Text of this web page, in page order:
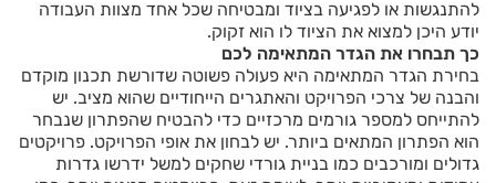
להתנגשות או לפגיעה בציוד ומבטיחה שכל אחד מצוות העבודה
יודע היכן למצוא את הציוד לו הוא זקוק.
כך תבחרו את הגדר המתאימה לכם
בחירת הגדר המתאימה היא פעולה פשוטה שדורשת תכנון מוקדם
והבנה של צרכי הפרויקט והאתגרים הייחודיים שהוא מציב. יש
להתייחס למספר גורמים מרכזיים כדי להבטיח שהפתרון שנבחר
הוא הפתרון המתאים ביותר. יש לבחון את אופי הפרויקט. פרויקטים
גדולים ומורכבים כמו בניית גורדי שחקים למשל ידרשו גדרות